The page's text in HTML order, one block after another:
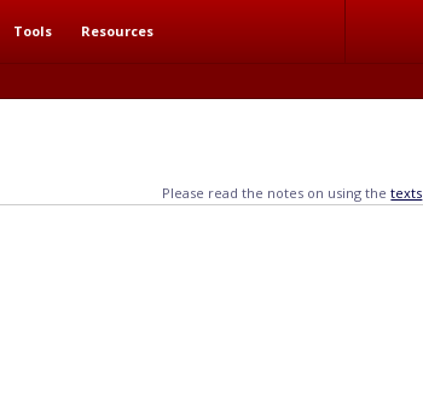
Tools Resources
Please read the notes on using thetexts